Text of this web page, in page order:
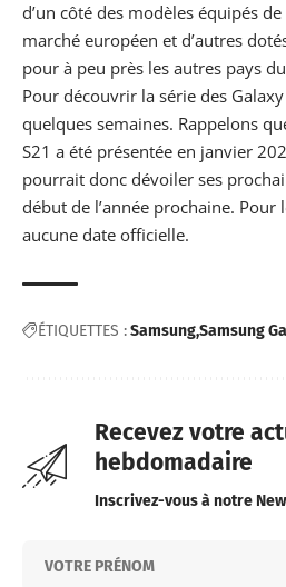
d’un côté des modèles équipés de
marché européen et d’autres
pour à peu près les autres pays
Pour découvrir la série des
quelques semaines. Rappelons
S21 a été présentée en janvier
pourrait donc dévoiler ses
début de l’année prochaine. Pour
aucune date officielle.
ÉTIQUETTES :SamsungSamsung
Recevez votre
hebdomadaire
Inscrivez-vous à notre